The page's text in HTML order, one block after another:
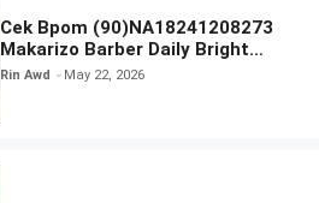
Cek Bpom (90)NA18241208273
Makarizo Barber Daily Bright
Radiance Face Wash
Rin Awd May 22, 2026